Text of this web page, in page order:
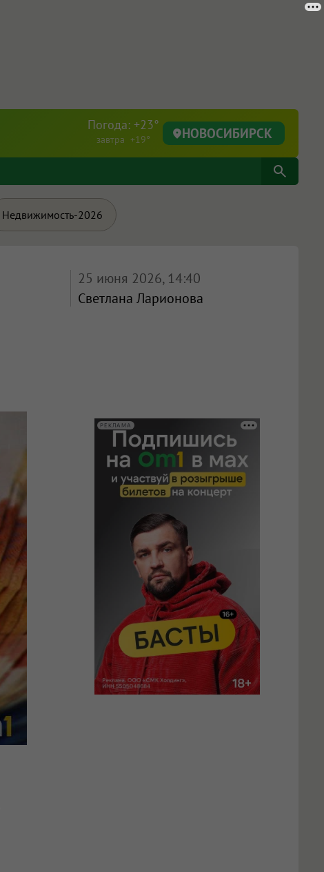
Погода: +23°
завтра +19° НОВОСИБИРСК
Недвижимость-2026
25 июня 2026, 14:40
Светлана Ларионова
РЕКЛАМА